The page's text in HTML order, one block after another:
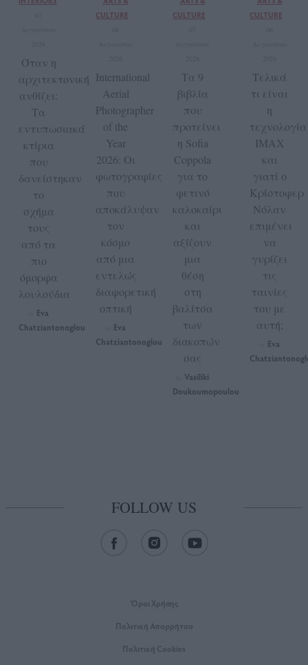
Όταν η
αρχιτεκτονική
ανθίζει:
Τα
εντυπωσιακά
κτίρια
που
δανείστηκαν
το
σχήμα
τους
από τα
πιο
όμορφα
λουλούδια
Eva
Chatziantonoglou
CULTURE
International
Aerial
Photographer
of the
Year
2026: Οι
φωτογραφίες
που
αποκάλυψαν
τον
κόσμο
από μια
εντελώς
διαφορετική
οπτική
Eva
Chatziantonoglou
CULTURE
Τα 9
βιβλία
που
προτείνει
η Sofia
Coppola
για το
φετινό
καλοκαίρι
και
αξίζουν
μια
θέση
στη
βαλίτσα
των
διακοπών
σας
Vasiliki
Doukoumopoulou
CULTURE
Τελικά
τι είναι
η
τεχνολογία
IMAX
και
γιατί ο
Κρίστοφερ
Νόλαν
επιμένει
να
γυρίζει
τις
ταινίες
του με
αυτή;
Eva
FOLLOW US
Όροι Xρήσης
Πολιτική Απορρήτου
Πολιτική Cookies